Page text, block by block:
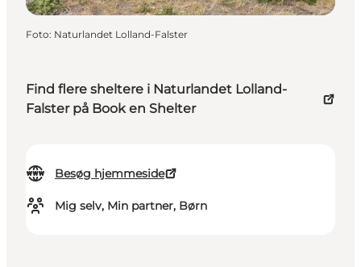
Find flere sheltere i Naturlandet Lolland-
Falster på Book en Shelter
Besøg hjemmeside
Mig selv, Min partner, Børn
Foto: Naturlandet Lolland-Falster